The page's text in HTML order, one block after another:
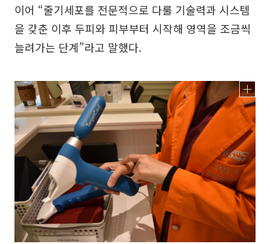
이어 “줄기세포를 전문적으로 다룰 기술력과 시스템
을 갖춘 이후 두피와 피부부터 시작해 영역을 조금씩
늘려가는 단계”라고 말했다.